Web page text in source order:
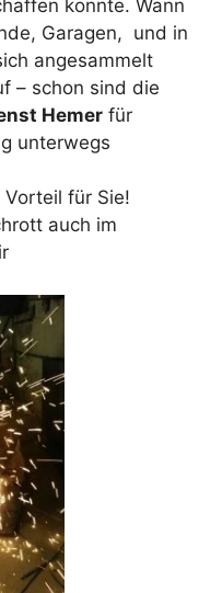
konnte. Wann
Garagen, und in
angesammelt
– schon sind die
Hemer für
unterwegs
für Sie!
auch im